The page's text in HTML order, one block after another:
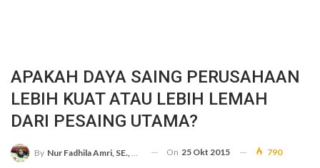
APAKAH DAYA SAING PERUSAHAAN
LEBIH KUAT ATAU LEBIH LEMAH
DARI PESAING UTAMA?
By Nur Fadhila Amri, SE., Ak., M.Si On 25 Okt 2015 790